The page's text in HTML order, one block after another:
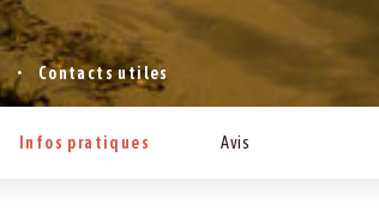
Contacts utiles
Infos pratiques Avis